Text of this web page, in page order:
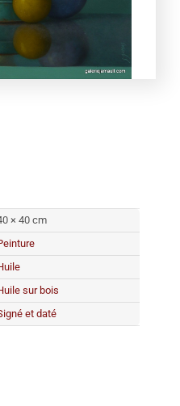
× 40 cm
sur bois
et daté